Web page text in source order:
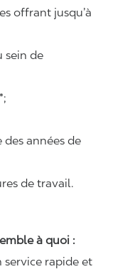
offrant jusqu’à
sein de
des années de
de travail.
à quoi :
service rapide et